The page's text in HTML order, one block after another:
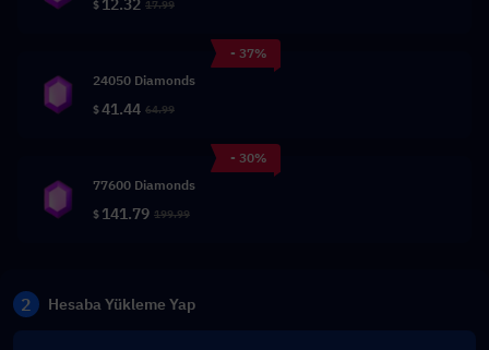
$ 17.99
- 37%
24050 Diamonds
$41.44 64.99
- 30%
77600 Diamonds
$ 141.79 199.99
2 Hesaba Yükleme Yap